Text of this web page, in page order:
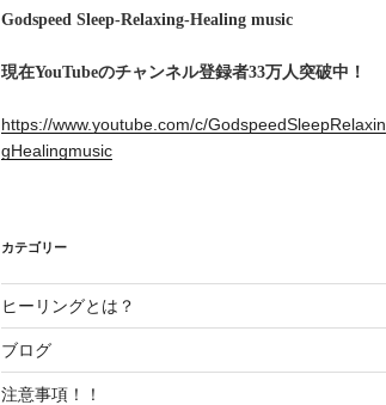
Godspeed Sleep-Relaxing-Healing music
現在YouTubeのチャンネル登録者33万人突破中！
https://www.youtube.com/c/GodspeedSleepRelaxin
gHealingmusic
カテゴリー
ヒーリングとは？
ブログ
注意事項！！